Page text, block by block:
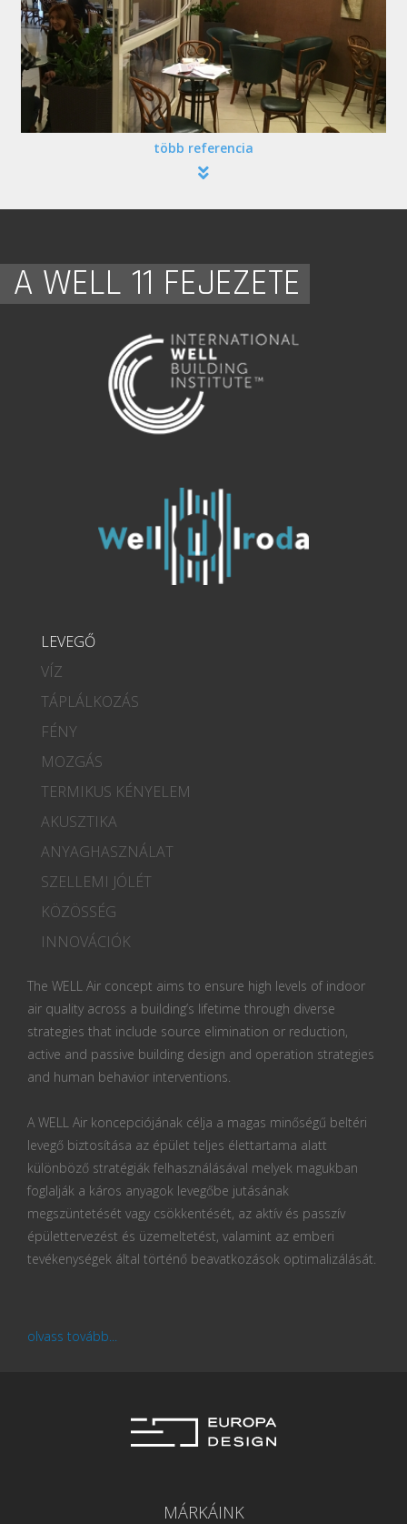
több referencia
A WELL 11 FEJEZETE
LEVEGŐ
VÍZ
TÁPLÁLKOZÁS
FÉNY
MOZGÁS
TERMIKUS KÉNYELEM
AKUSZTIKA
ANYAGHASZNÁLAT
SZELLEMI JÓLÉT
KÖZÖSSÉG
INNOVÁCIÓK
The WELL Air concept aims to ensure high levels of indoor
air quality across a building’s lifetime through diverse
strategies that include source elimination or reduction,
active and passive building design and operation strategies
and human behavior interventions.
A WELL Air koncepciójának célja a magas minőségű beltéri
levegő biztosítása az épület teljes élettartama alatt
különböző stratégiák felhasználásával melyek magukban
foglalják a káros anyagok levegőbe jutásának
megszüntetését vagy csökkentését, az aktív és passzív
épülettervezést és üzemeltetést, valamint az emberi
tevékenységek által történő beavatkozások optimalizálását.
olvass tovább...
MÁRKÁINK